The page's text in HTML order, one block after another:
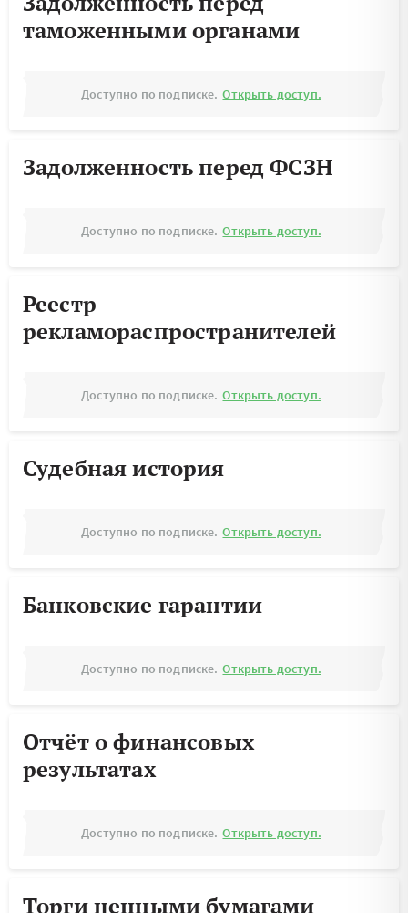
таможенными органами
Доступно по подписке. Открыть доступ.
Задолженность перед ФСЗН
Доступно по подписке. Открыть доступ.
Реестр
рекламораспространителей
Доступно по подписке. Открыть доступ.
Судебная история
Доступно по подписке. Открыть доступ.
Банковские гарантии
Доступно по подписке. Открыть доступ.
Отчёт о финансовых
результатах
Доступно по подписке. Открыть доступ.
Торги ценными бумагами